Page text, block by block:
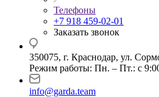
Телефоны
+7 918 459-02-01
Заказать звонок
350075, г. Краснодар, ул.
Режим работы: Пн. – Пт.: с
info@garda.team